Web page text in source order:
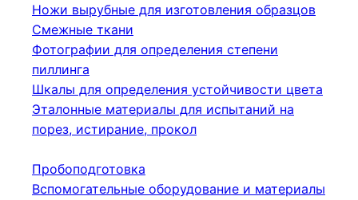
Ножи вырубные для изготовления образцов
Смежные ткани
Фотографии для определения степени
пиллинга
Шкалы для определения устойчивости цвета
Эталонные материалы для испытаний на
порез, истирание, прокол
Пробоподготовка
Вспомогательные оборудование и материалы